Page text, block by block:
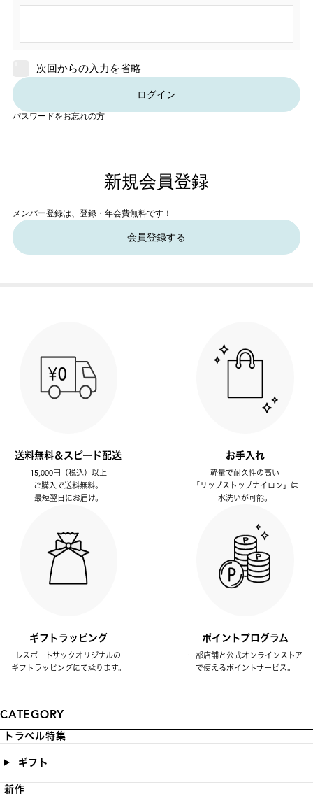
次回からの入力を省略
ログイン
パスワードをお忘れの方
新規会員登録
メンバー登録は、登録・年会費無料です！
会員登録する
送料無料＆スピード配送
15,000円（税込）以上
ご購入で送料無料。
最短翌日にお届け。
お手入れ
軽量で耐久性の高い
「リップストップナイロン」は
水洗いが可能。
ギフトラッピング
レスポートサックオリジナルの
ギフトラッピングにて承ります。
ポイントプログラム
一部店舗と公式オンラインストア
で使えるポイントサービス。
CATEGORY
トラベル特集
ギフト
新作